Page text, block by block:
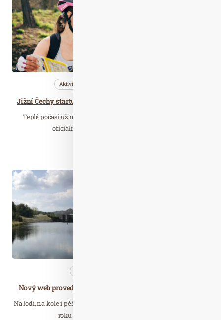
Aktivity
Teplé počasí už mnohé cyklisty nalákalo na první vyjížďky,
oficiální zahájení cyklistické sezony v…
Nový web provede turisty po Vltavě od Šumavy po Mělník
Na lodi, na kole i pěšky, provede po celém 430 kilometrů dlouhém
roku Vltavy turisty nově spuštěný…